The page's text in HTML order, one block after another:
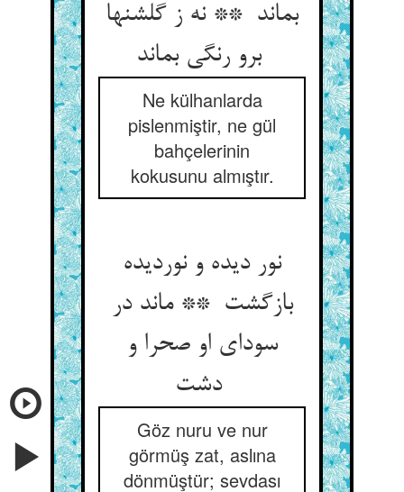
بماند ** نه ز گلشنها
برو رنگی بماند
Ne külhanlarda
pislenmiştir, ne gül
bahçelerinin
kokusunu almıştır.
نور دیده و نوردیده
بازگشت ** ماند در
سودای او صحرا و
دشت
Göz nuru ve nur
görmüş zat, aslına
dönmüştür; sevdası